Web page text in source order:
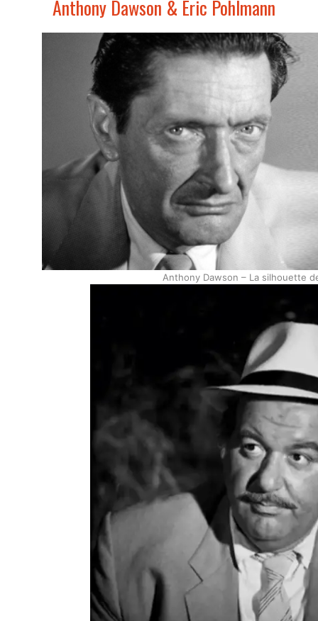
Anthony Dawson & Eric Pohlmann
Anthony Dawson – La silhouette